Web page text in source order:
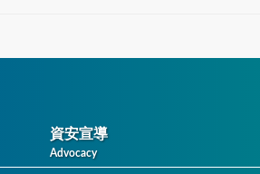
資安宣導
Advocacy